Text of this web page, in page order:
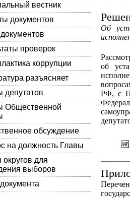
вестник
документов
проверок
коррупции
разъясняет
депутатов
Общественной
обсуждение
на должность Главы
для
выборов
Об
об
РФ, с